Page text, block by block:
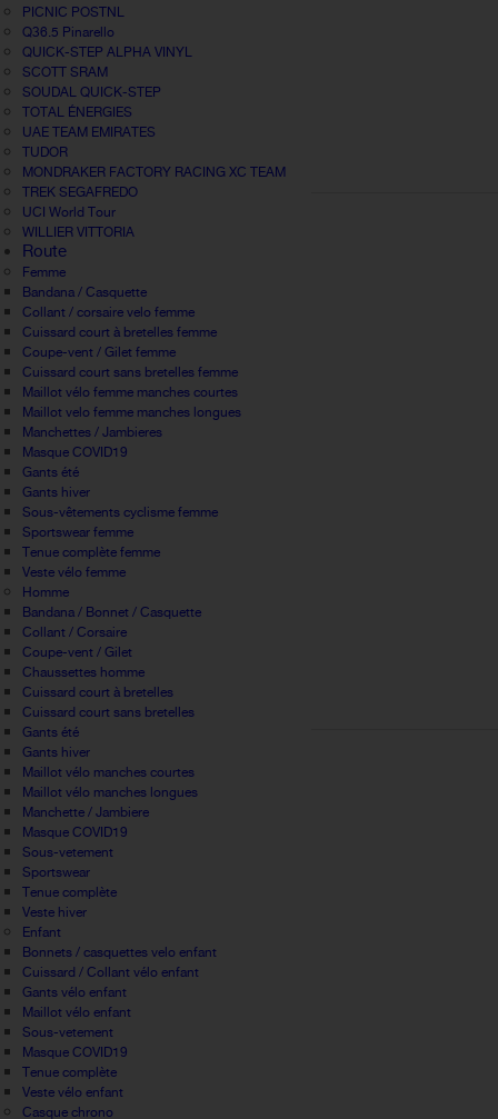
PICNIC POSTNL
Q36.5 Pinarello
QUICK-STEP ALPHA VINYL
SCOTT SRAM
SOUDAL QUICK-STEP
TOTAL ÉNERGIES
UAE TEAM EMIRATES
TUDOR
MONDRAKER FACTORY RACING XC TEAM
TREK SEGAFREDO
UCI World Tour
WILLIER VITTORIA
Route
Femme
Bandana / Casquette
Collant / corsaire velo femme
Cuissard court à bretelles femme
Coupe-vent / Gilet femme
Cuissard court sans bretelles femme
Maillot vélo femme manches courtes
Maillot velo femme manches longues
Manchettes / Jambieres
Masque COVID19
Gants été
Gants hiver
Sous-vêtements cyclisme femme
Sportswear femme
Tenue complète femme
Veste vélo femme
Homme
Bandana / Bonnet / Casquette
Collant / Corsaire
Coupe-vent / Gilet
Chaussettes homme
Cuissard court à bretelles
Cuissard court sans bretelles
Gants été
Gants hiver
Maillot vélo manches courtes
Maillot vélo manches longues
Manchette / Jambiere
Masque COVID19
Sous-vetement
Sportswear
Tenue complète
Veste hiver
Enfant
Bonnets / casquettes velo enfant
Cuissard / Collant vélo enfant
Gants vélo enfant
Maillot vélo enfant
Sous-vetement
Masque COVID19
Tenue complète
Veste vélo enfant
Casque chrono